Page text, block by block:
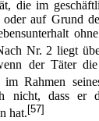
die im
oder auf Grund
Nr. 2 liegt
der Täter die
Rahmen
nicht, dass er
hat. [57]